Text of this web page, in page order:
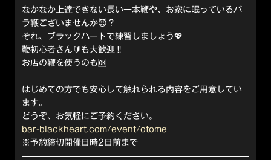
なかなか上達できない長い一本鞭や、お家に眠っているバ
ラ鞭ございませんか😈？
それ、ブラックハートで練習しましょう💖
鞭初心者さん🔰も大歓迎‼️
お店の鞭を使うのも🆗
はじめての方でも安心して触れられる内容をご用意してい
ます。
どうぞ、お気軽にご予約ください。
bar-blackheart.com/event/otome
※予約締切開催日時2日前まで